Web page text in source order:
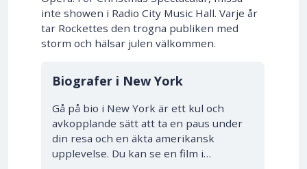
inte showen i Radio City Music Hall. Varje år
tar Rockettes den trogna publiken med
storm och hälsar julen välkommen.
Biografer i New York
Gå på bio i New York är ett kul och
avkopplande sätt att ta en paus under
din resa och en äkta amerikansk
upplevelse. Du kan se en film i…